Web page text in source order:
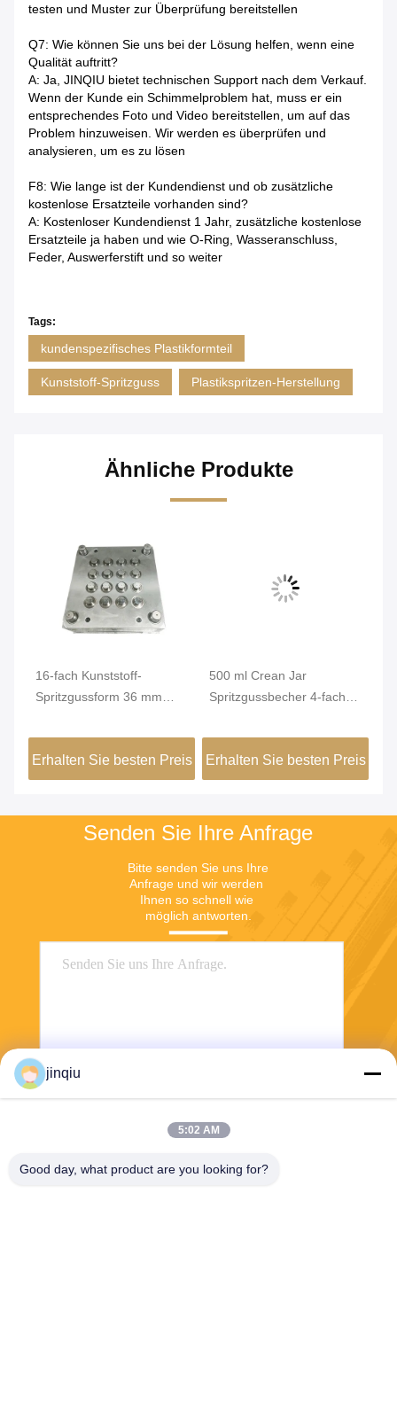
testen und Muster zur Überprüfung bereitstellen
Q7: Wie können Sie uns bei der Lösung helfen, wenn eine
Qualität auftritt?
A: Ja, JINQIU bietet technischen Support nach dem Verkauf.
Wenn der Kunde ein Schimmelproblem hat, muss er ein
entsprechendes Foto und Video bereitstellen, um auf das
Problem hinzuweisen. Wir werden es überprüfen und
analysieren, um es zu lösen
F8: Wie lange ist der Kundendienst und ob zusätzliche
kostenlose Ersatzteile vorhanden sind?
A: Kostenloser Kundendienst 1 Jahr, zusätzliche kostenlose
Ersatzteile ja haben und wie O-Ring, Wasseranschluss,
Feder, Auswerferstift und so weiter
Tags:
kundenspezifisches Plastikformteil
Kunststoff-Spritzguss Plastikspritzen-Herstellung
Ähnliche Produkte
16-fach Kunststoff-
Spritzgussform 36 mm
Spritzguss
Erhalten Sie besten Preis
500 ml Crean Jar
Spritzgussbecher 4-fach
Kunststoffformteil
Erhalten Sie besten Preis
Senden Sie Ihre Anfrage
Bitte senden Sie uns Ihre
Anfrage und wir werden
Ihnen so schnell wie
möglich antworten.
jinqiu
5:02 AM
Good day, what product are you looking for?